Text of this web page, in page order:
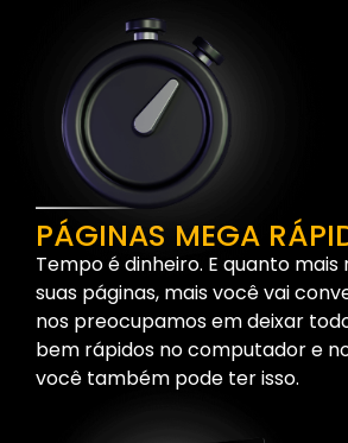
PÁGINAS MEGA
Tempo é dinheiro. E quanto
suas páginas, mais você vai
nos preocupamos em deixar
bem rápidos no computador e
você também pode ter isso.